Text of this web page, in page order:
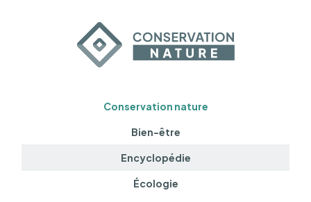
Conservation nature
Bien-être
Encyclopédie
Écologie